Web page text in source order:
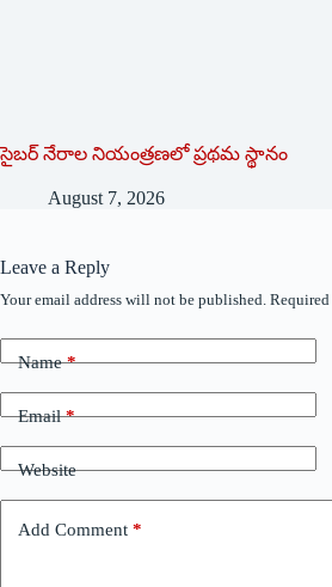
సైబర్ నేరాల నియంత్రణలో ప్రథమ స్థానం
August 7, 2026
Leave a Reply
Your email address will not be published.
Name*
Email*
Website
Add Comment *